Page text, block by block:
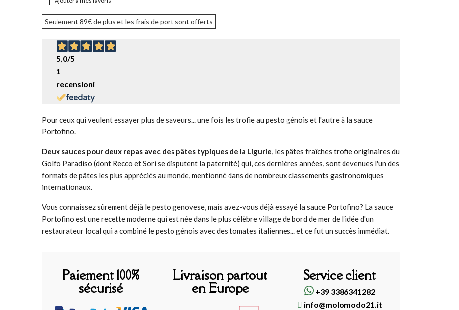
Seulement 89€de plus et les frais de port sont offerts
5,0/5
1
recensioni
Pour ceux qui veulent essayer plus de saveurs... une fois les trofie au pesto génois et l'autre à la sauce
Portofino.
Deux sauces pour deux repas avec des pâtes typiques de la Ligurie, les pâtes fraîches trofie originaires du
Golfo Paradiso (dont Recco et Sori se disputent la paternité) qui, ces dernières années, sont devenues l'un des
formats de pâtes les plus appréciés au monde, mentionné dans de nombreux classements gastronomiques
internationaux.
Vous connaissez sûrement déjà le pesto genovese, mais avez-vous déjà essayé la sauce Portofino? La sauce
Portofino est une recette moderne qui est née dans le plus célèbre village de bord de mer de l'idée d'un
restaurateur local qui a combiné le pesto génois avec des tomates italiennes... et ce fut un succès immédiat.
Paiement 100%
sécurisé
Livraison partout
en Europe
Service client
+39 3386341282
info@molomodo21.it